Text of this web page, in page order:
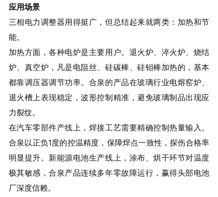
应用场景
三相电力调整器用得挺广，但总结起来就两类：加热和节
能。
加热方面，各种电炉是主要用户。退火炉、淬火炉、烧结
炉、真空炉，凡是电阻丝、硅碳棒、硅钼棒加热的，基本
都靠调压器调节功率。合泉的产品在玻璃行业电熔窑炉、
退火槽上表现稳定，波形控制精准，避免玻璃制品出现应
力裂纹。
在汽车零部件产线上，焊接工艺需要精确控制热量输入。
合泉以正负1度的控温精度，保障焊点一致性，探伤合格率
明显提升。新能源电池生产线上，涂布、烘干环节对温度
极其敏感，合泉产品连续多年零故障运行，赢得头部电池
厂深度信赖。